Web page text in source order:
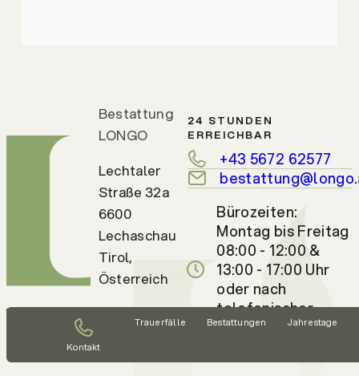
Kontakt
Trauerfälle Bestattungen Jahrestage
Bestattung
LONGO
Lechtaler
Straße 32a
6600
Lechaschau
Tirol,
Österreich
24 STUNDEN
ERREICHBAR
+43 5672 62577
Bürozeiten:
Montag bis Freitag
08:00 - 12:00 &
13:00 - 17:00 Uhr
oder nach
telefonischer
Vereinbarung